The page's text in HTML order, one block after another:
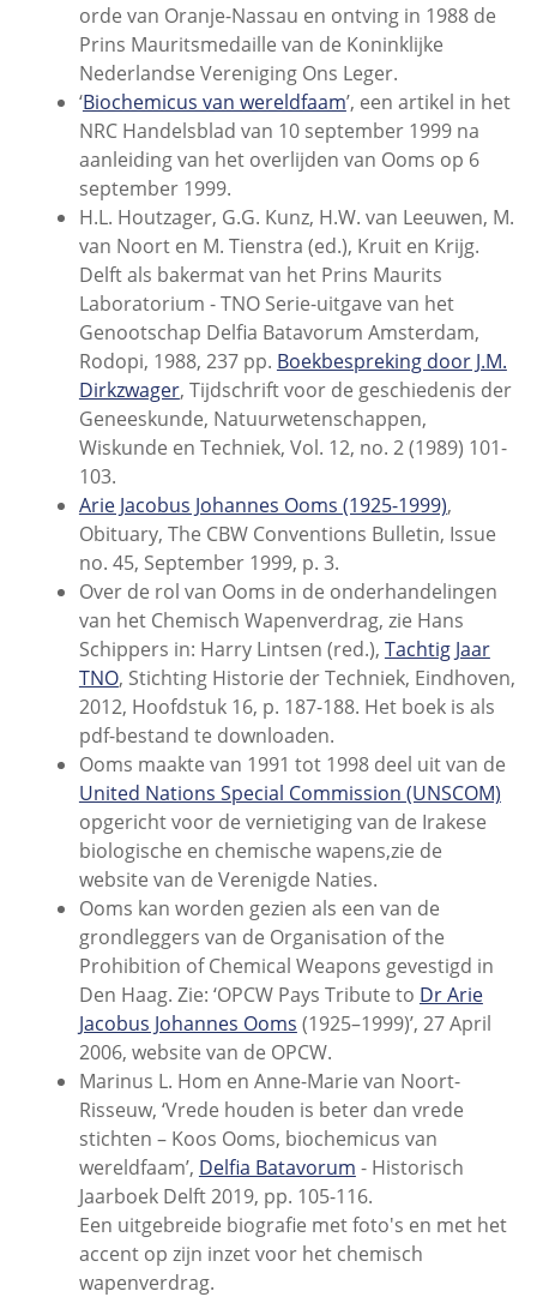
orde van Oranje-Nassau en ontving in 1988 de
Prins Mauritsmedaille van de Koninklijke
Nederlandse Vereniging Ons Leger.
‘Biochemicus van wereldfaam’, een artikel in het
NRC Handelsblad van 10 september 1999 na
aanleiding van het overlijden van Ooms op 6
september 1999.
H.L. Houtzager, G.G. Kunz, H.W. van Leeuwen, M.
van Noort en M. Tienstra (ed.), Kruit en Krijg.
Delft als bakermat van het Prins Maurits
Laboratorium - TNO Serie-uitgave van het
Genootschap Delfia Batavorum Amsterdam,
Rodopi, 1988, 237 pp. Boekbespreking door J.M.
Dirkzwager, Tijdschrift voor de geschiedenis der
Geneeskunde, Natuurwetenschappen,
Wiskunde en Techniek, Vol. 12, no. 2 (1989) 101-
103.
Arie Jacobus Johannes Ooms (1925-1999),
Obituary, The CBW Conventions Bulletin, Issue
no. 45, September 1999, p. 3.
Over de rol van Ooms in de onderhandelingen
van het Chemisch Wapenverdrag, zie Hans
Schippers in: Harry Lintsen (red.), Tachtig Jaar
TNO, Stichting Historie der Techniek, Eindhoven,
2012, Hoofdstuk 16, p. 187-188. Het boek is als
pdf-bestand te downloaden.
Ooms maakte van 1991 tot 1998 deel uit van de
United Nations Special Commission (UNSCOM)
opgericht voor de vernietiging van de Irakese
biologische en chemische wapens,zie de
website van de Verenigde Naties.
Ooms kan worden gezien als een van de
grondleggers van de Organisation of the
Prohibition of Chemical Weapons gevestigd in
Den Haag. Zie: ‘OPCW Pays Tribute to Dr Arie
Jacobus Johannes Ooms (1925–1999)’, 27 April
2006, website van de OPCW.
Marinus L. Hom en Anne-Marie van Noort-
Risseuw, ‘Vrede houden is beter dan vrede
stichten – Koos Ooms, biochemicus van
wereldfaam’, Delfia Batavorum - Historisch
Jaarboek Delft 2019, pp. 105-116.
Een uitgebreide biografie met foto's en met het
accent op zijn inzet voor het chemisch
wapenverdrag.